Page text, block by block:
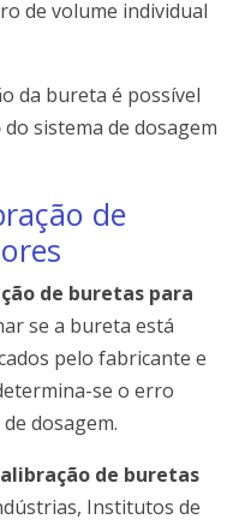
de volume individual
da bureta é possível
do sistema de dosagem
de
de buretas para
se a bureta está
pelo fabricante e
se o erro
dosagem.
de buretas
Institutos de